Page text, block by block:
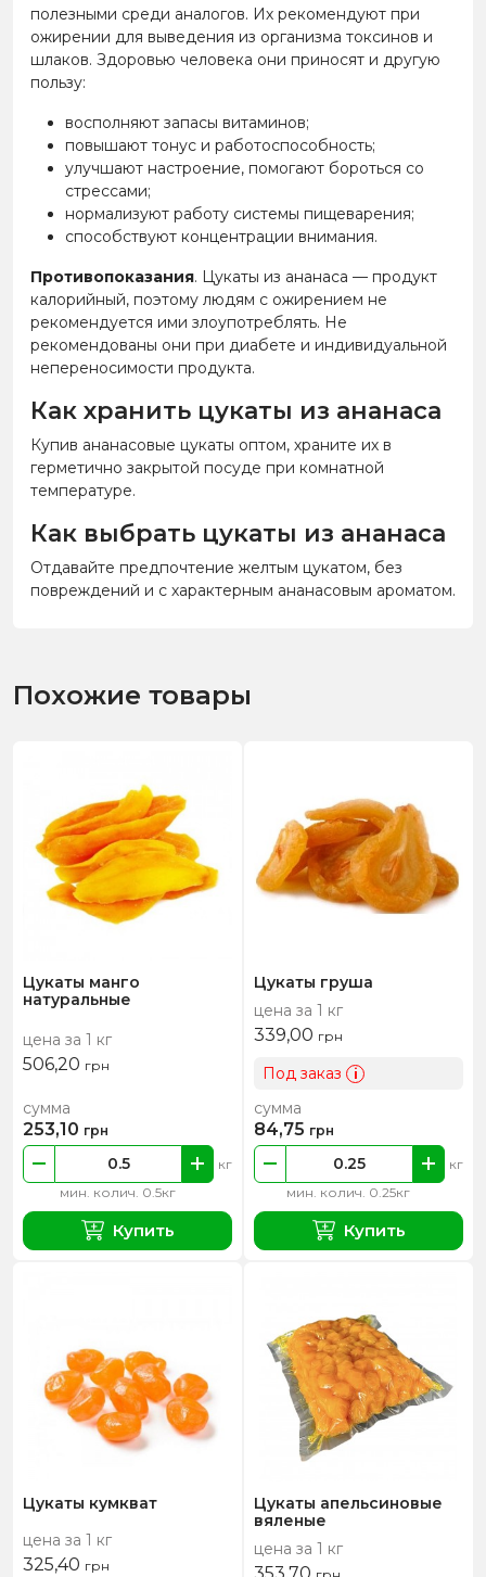
полезными среди аналогов. Их рекомендуют при
ожирении для выведения из организма токсинов и
шлаков. Здоровью человека они приносят и другую
пользу:
восполняют запасы витаминов;
повышают тонус и работоспособность;
улучшают настроение, помогают бороться со
стрессами;
нормализуют работу системы пищеварения;
способствуют концентрации внимания.
Противопоказания. Цукаты из ананаса — продукт
калорийный, поэтому людям с ожирением не
рекомендуется ими злоупотреблять. Не
рекомендованы они при диабете и индивидуальной
непереносимости продукта.
Как хранить цукаты из ананаса
Купив ананасовые цукаты оптом, храните их в
герметично закрытой посуде при комнатной
температуре.
Как выбрать цукаты из ананаса
Отдавайте предпочтение желтым цукатом, без
повреждений и с характерным ананасовым ароматом.
Похожие товары
Цукаты манго
натуральные
цена за 1 кг
506,20 грн
мин. колич. 0.5кг
кг
сумма
253,10 грн
Купить
Цукаты груша
цена за 1 кг
339,00 грн
Под заказ i
мин. колич. 0.25кг
кг
сумма
84,75 грн
Купить
Цукаты кумкват
цена за 1 кг
325,40 грн
Цукаты апельсиновые
вяленые
цена за 1 кг